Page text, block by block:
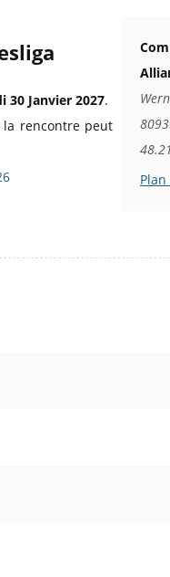
30 Janvier 2027.
la rencontre peut